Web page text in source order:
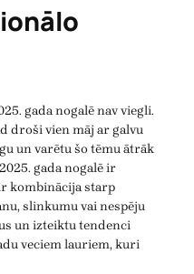
gada nogalē nav viegli.
droši vien māj ar galvu
un varētu šo tēmu ātrāk
gada nogalē ir
kombinācija starp
slinkumu vai nespēju
un izteiktu tendenci
veciem lauriem, kuri